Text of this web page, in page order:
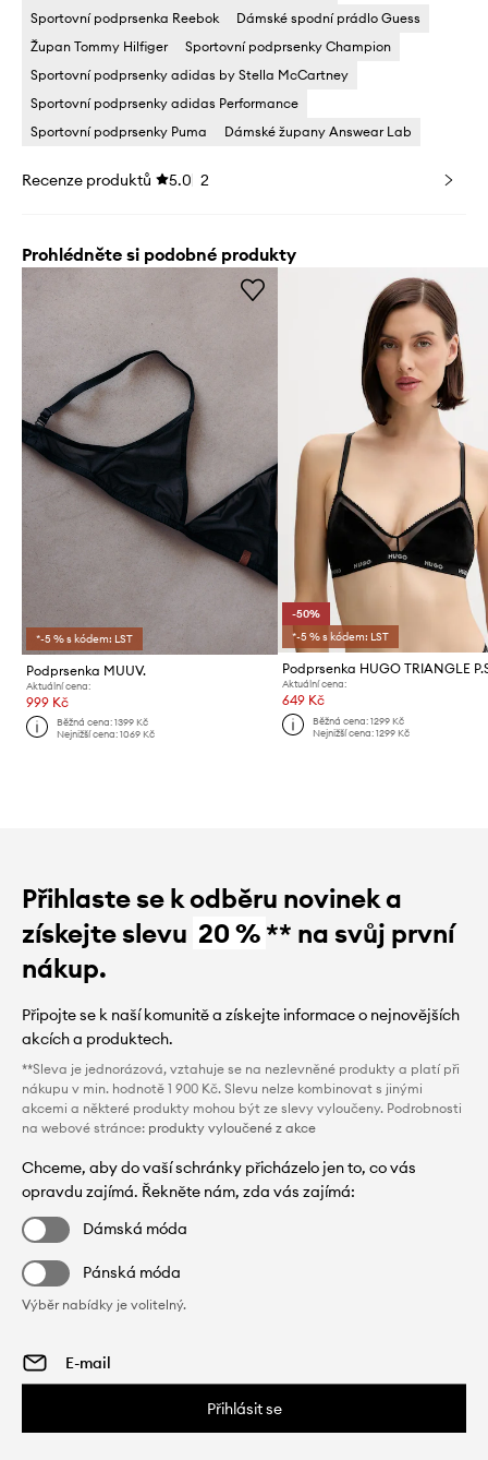
Sportovní podprsenka Reebok
Dámské spodní prádlo Guess
Župan Tommy Hilfiger
Sportovní podprsenky Champion
Sportovní podprsenky adidas by Stella McCartney
Sportovní podprsenky adidas Performance
Sportovní podprsenky Puma
Dámské župany Answear Lab
Recenze produktů 5.0 2
Prohlédněte si podobné produkty
*-5 % s kódem: LST
Podprsenka MUUV.
Aktuální cena:
999 Kč
Běžná cena:1399 Kč
Nejnižší cena:1069 Kč
-50%
*-5 % s kódem: LST
Aktuální cena:
649 Kč
Běžná cena: 1299 Kč
Nejnižší cena: 1299 Kč
Přihlaste se k odběru novinek a
získejte slevu 20 %** na svůj první
nákup.
Připojte se k naší komunitě a získejte informace o nejnovějších
akcích a produktech.
**Sleva je jednorázová, vztahuje se na nezlevněné produkty a platí při
nákupu v min. hodnotě 1 900 Kč. Slevu nelze kombinovat s jinými
akcemi a některé produkty mohou být ze slevy vyloučeny. Podrobnosti
na webové stránce: produkty vyloučené z akce
Chceme, aby do vaší schránky přicházelo jen to, co vás
opravdu zajímá. Řekněte nám, zda vás zajímá:
Dámská móda
Pánská móda
Výběr nabídky je volitelný.
Přihlásit se